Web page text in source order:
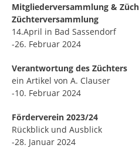
Mitgliederversammlung &
Züchterversammlung
14.April in Bad Sassendorf
-26. Februar 2024
Verantwortung des Züchters
ein Artikel von A. Clauser
-10. Februar 2024
Förderverein 2023/24
Rückblick und Ausblick
-28. Januar 2024